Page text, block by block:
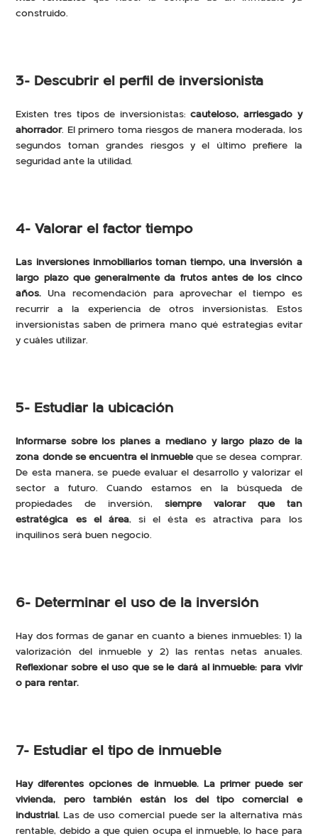
construido.
3- Descubrir el perfil de inversionista
Existen tres tipos de inversionistas:cauteloso, arriesgado y
ahorrador. El primero toma riesgos de manera moderada, los
segundos toman grandes riesgos y el último prefiere la
seguridad ante la utilidad.
4- Valorar el factor tiempo
Las inversiones inmobiliarios toman tiempo, una inversión a
largo plazo que generalmente da frutos antes de los cinco
años. Una recomendación para aprovechar el tiempo es
recurrir a la experiencia de otros inversionistas. Estos
inversionistas saben de primera mano qué estrategias evitar
y cuáles utilizar.
5- Estudiar la ubicación
Informarse sobre los planes a mediano y largo plazo de la
zona donde se encuentra el inmuebleque se desea comprar.
De esta manera, se puede evaluar el desarrollo y valorizar el
sector a futuro. Cuando estamos en la búsqueda de
propiedades de inversión, siempre valorar que tan
estratégica es el área, si el ésta es atractiva para los
inquilinos será buen negocio.
6- Determinar el uso de la inversión
Hay dos formas de ganar en cuanto a bienes inmuebles: 1) la
valorización del inmueble y 2) las rentas netas anuales.
Reflexionar sobre el uso que se le dará al inmueble: para vivir
o para rentar.
7- Estudiar el tipo de inmueble
Hay diferentes opciones de inmueble. La primer puede ser
vivienda, pero también están los del tipo comercial e
industrial. Las de uso comercial puede ser la alternativa más
rentable, debido a que quien ocupa el inmueble, lo hace para